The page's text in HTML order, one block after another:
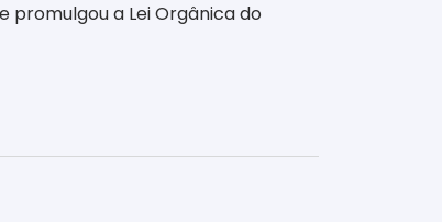
promulgou a Lei Orgânica do